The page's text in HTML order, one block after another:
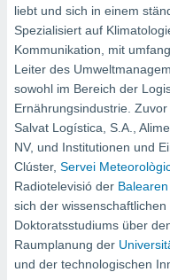
auf
basiert,
uns,
zu
Ihnen
zur
stellen.
AKZEPTIEREN
UND
FORTFAHREN
EINSTELLUNGEN
liebt und sich in einem
Spezialisiert auf
Kommunikation, mit
Leiter des
sowohl im Bereich der
Ernährungsindustrie.
Salvat Logística, S.A.,
NV, und Institutionen und
Clúster, Servei
Radiotelevisió der Balearen
sich der
Doktoratsstudiums über
Raumplanung der
und der technologischen